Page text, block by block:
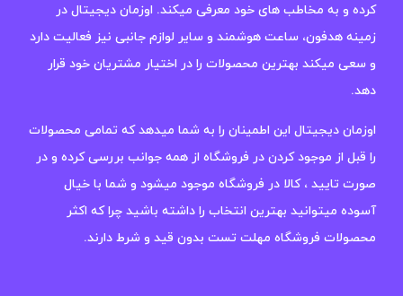
کرده و به مخاطب های خود معرفی میکند. اوزمان دیجیتال در
زمینه هدفون، ساعت هوشمند و سایر لوازم جانبی نیز فعالیت دارد
و سعی میکند بهترین محصولات را در اختیار مشتریان خود قرار
دهد.
اوزمان دیجیتال این اطمینان را به شما میدهد که تمامی محصولات
را قبل از موجود کردن در فروشگاه از همه جوانب بررسی کرده و در
صورت تایید ، کالا در فروشگاه موجود میشود و شما با خیال
آسوده میتوانید بهترین انتخاب را داشته باشید چرا که اکثر
محصولات فروشگاه مهلت تست بدون قید و شرط دارند.